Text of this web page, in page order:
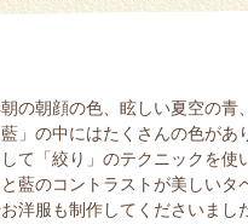
の朝顔の色、眩しい夏空の青
藍」の中にはたくさんの色があ
て「絞り」のテクニックを使
藍のコントラストが美しい
洋服も制作してくださいまし